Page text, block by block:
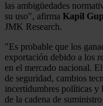
las ambigüedades
su uso", afirma Kapil
JMK Research.
"Es probable que los
exportación debido a los
en el mercado nacional.
de seguridad, cambios
incertidumbres políticas y
de la cadena de